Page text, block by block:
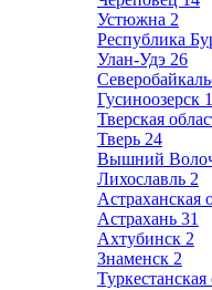
Устюжна 2
Республика
Улан-Удэ 26
Гусиноозерск 1
Тверская
Тверь 24
Вышний
Лихославль 2
Астраханская
Астрахань 31
Ахтубинск 2
Знаменск 2
Туркестанская